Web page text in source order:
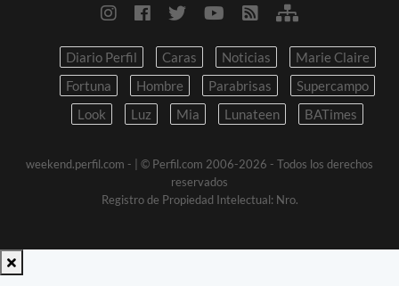
Diario Perfil Caras Noticias
Marie Claire
Fortuna
Hombre Parabrisas
Supercampo
Look
Luz Mia Lunateen BATimes
weekend.perfil.com -
| © Perfil.com 2006-2026 - Todos los derechos
reservados
Registro de Propiedad Intelectual: Nro.